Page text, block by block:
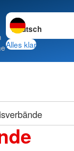
Sprache wechseln
Alles klar